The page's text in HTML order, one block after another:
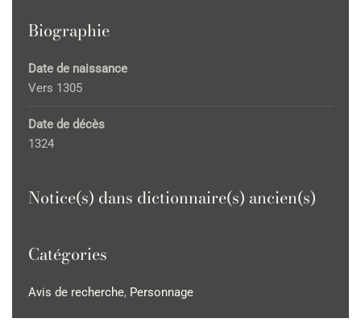
Biographie
Date de naissance
Vers 1305
Date de décès
1324
Notice(s) dans dictionnaire(s) ancien(s)
Catégories
Avis de recherche, Personnage